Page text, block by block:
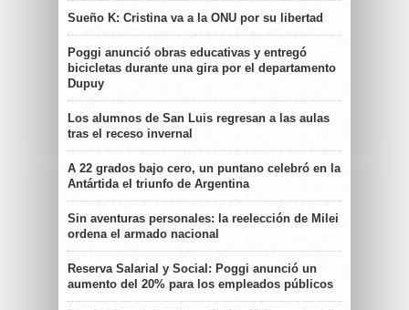
Sueño K: Cristina va a la ONU por su libertad
Poggi anunció obras educativas y entregó
bicicletas durante una gira por el departamento
Dupuy
Los alumnos de San Luis regresan a las aulas
tras el receso invernal
A 22 grados bajo cero, un puntano celebró en la
Antártida el triunfo de Argentina
Sin aventuras personales: la reelección de Milei
ordena el armado nacional
Reserva Salarial y Social: Poggi anunció un
aumento del 20% para los empleados públicos